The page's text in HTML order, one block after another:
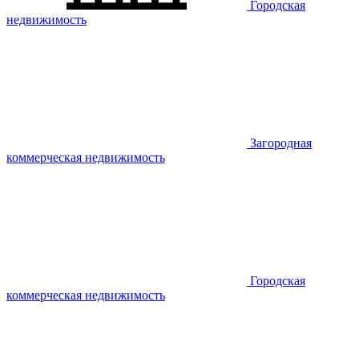
Городская
недвижимость
Загородная
коммерческая недвижимость
Городская
коммерческая недвижимость